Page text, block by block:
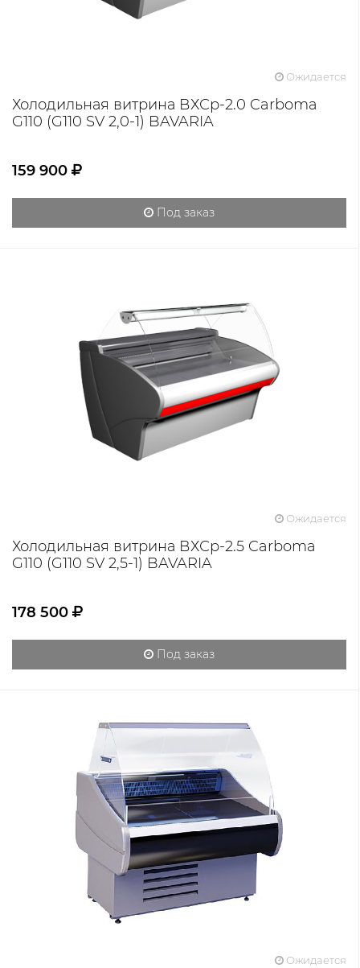
Ожидается
Холодильная витрина ВХСр-2.0 Carboma
G110 (G110 SV 2,0-1) BAVARIA
159 900
Под заказ
Ожидается
Холодильная витрина ВХСр-2.5 Carboma
G110 (G110 SV 2,5-1) BAVARIA
178 500
Под заказ
Ожидается